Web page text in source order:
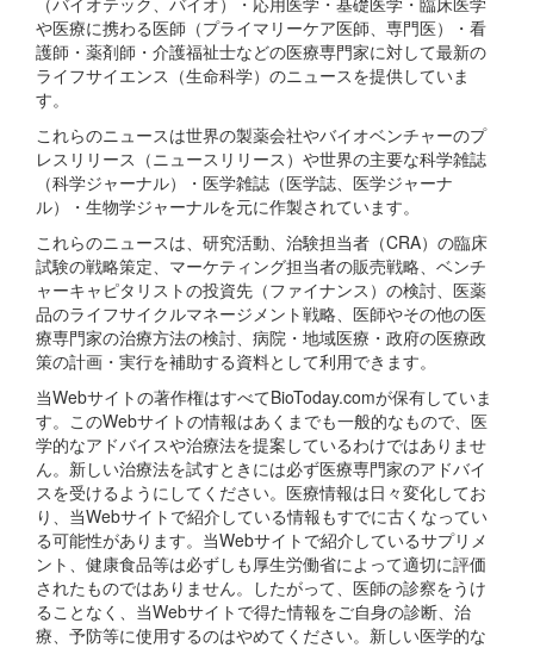
や医療に携わる医師（プライマリーケア医師、専門医）・看
護師・薬剤師・介護福祉士などの医療専門家に対して最新の
ライフサイエンス（生命科学）のニュースを提供していま
す。
これらのニュースは世界の製薬会社やバイオベンチャーのプ
レスリリース（ニュースリリース）や世界の主要な科学雑誌
（科学ジャーナル）・医学雑誌（医学誌、医学ジャーナ
ル）・生物学ジャーナルを元に作製されています。
これらのニュースは、研究活動、治験担当者（CRA）の臨床
試験の戦略策定、マーケティング担当者の販売戦略、ベンチ
ャーキャピタリストの投資先（ファイナンス）の検討、医薬
品のライフサイクルマネージメント戦略、医師やその他の医
療専門家の治療方法の検討、病院・地域医療・政府の医療政
策の計画・実行を補助する資料として利用できます。
当Webサイトの著作権はすべてBioToday.comが保有していま
す。このWebサイトの情報はあくまでも一般的なもので、医
学的なアドバイスや治療法を提案しているわけではありませ
ん。新しい治療法を試すときには必ず医療専門家のアドバイ
スを受けるようにしてください。医療情報は日々変化してお
り、当Webサイトで紹介している情報もすでに古くなってい
る可能性があります。当Webサイトで紹介しているサプリメ
ント、健康食品等は必ずしも厚生労働省によって適切に評価
されたものではありません。したがって、医師の診察をうけ
ることなく、当Webサイトで得た情報をご自身の診断、治
療、予防等に使用するのはやめてください。新しい医学的な